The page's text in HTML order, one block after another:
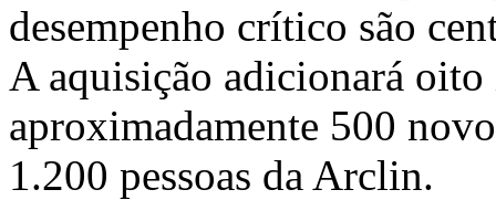
desempenho crítico são
A aquisição adicionará oito
aproximadamente 500
1.200 pessoas da Arclin.